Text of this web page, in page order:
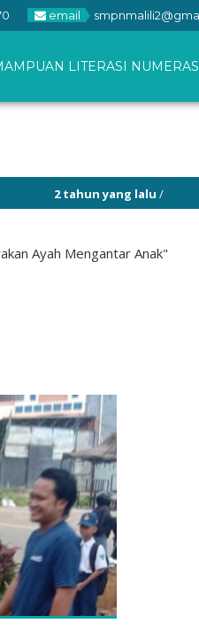
email
LITERASI
2 tahun yang lalu/ 6
Ayah Mengantar Anak"